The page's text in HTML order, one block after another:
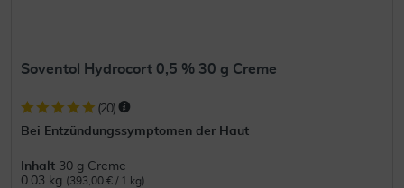
Soventol Hydrocort 0,5 % 30 g Creme
(20)
Bei Entzündungssymptomen der Haut
Inhalt 30 g Creme
0.03 kg (393,00 € / 1 kg)